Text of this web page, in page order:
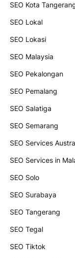
SEO Kota
SEO Lokal
SEO Lokasi
SEO Malaysia
SEO Pekalongan
SEO Pemalang
SEO Salatiga
SEO Semarang
SEO Services
SEO Services in
SEO Solo
SEO Surabaya
SEO Tangerang
SEO Tegal
SEO Tiktok